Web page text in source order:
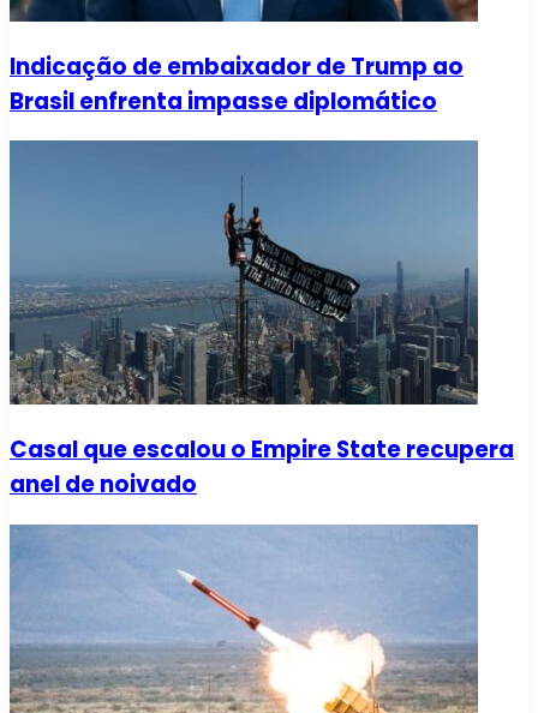
Indicação de embaixador de Trump ao
Brasil enfrenta impasse diplomático
Casal que escalou o Empire State recupera
anel de noivado